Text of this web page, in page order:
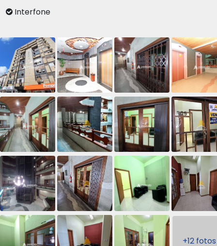
Interfone
+12 fotos